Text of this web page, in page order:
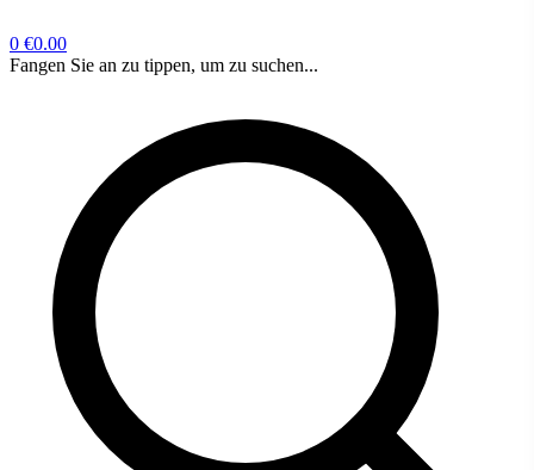
0 €0.00
Fangen Sie an zu tippen, um zu suchen...